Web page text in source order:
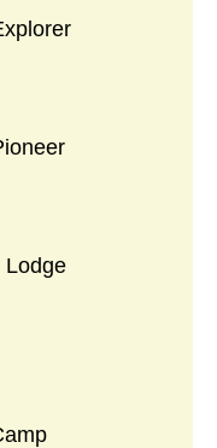
Lodge